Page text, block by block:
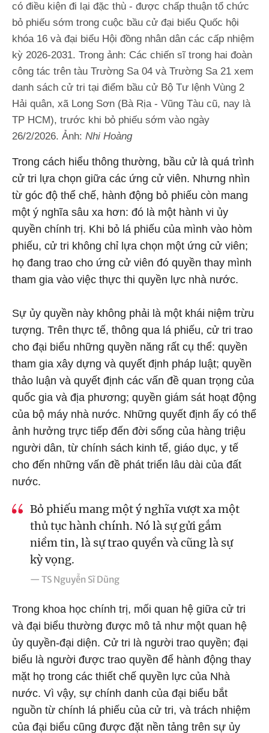
có điều kiện đi lại đặc thù - được chấp thuận tổ chức
bỏ phiếu sớm trong cuộc bầu cử đại biểu Quốc hội
khóa 16 và đại biểu Hội đồng nhân dân các cấp nhiệm
kỳ 2026-2031. Trong ảnh: Các chiến sĩ trong hai đoàn
công tác trên tàu Trường Sa 04 và Trường Sa 21 xem
danh sách cử tri tại điểm bầu cử Bộ Tư lệnh Vùng 2
Hải quân, xã Long Sơn (Bà Rịa - Vũng Tàu cũ, nay là
TP HCM), trước khi bỏ phiếu sớm vào ngày
26/2/2026. Ảnh: Nhi Hoàng
Trong cách hiểu thông thường, bầu cử là quá trình
cử tri lựa chọn giữa các ứng cử viên. Nhưng nhìn
từ góc độ thể chế, hành động bỏ phiếu còn mang
một ý nghĩa sâu xa hơn: đó là một hành vi ủy
quyền chính trị. Khi bỏ lá phiếu của mình vào hòm
phiếu, cử tri không chỉ lựa chọn một ứng cử viên;
họ đang trao cho ứng cử viên đó quyền thay mình
tham gia vào việc thực thi quyền lực nhà nước.
Sự ủy quyền này không phải là một khái niệm trừu
tượng. Trên thực tế, thông qua lá phiếu, cử tri trao
cho đại biểu những quyền năng rất cụ thể: quyền
tham gia xây dựng và quyết định pháp luật; quyền
thảo luận và quyết định các vấn đề quan trọng của
quốc gia và địa phương; quyền giám sát hoạt động
của bộ máy nhà nước. Những quyết định ấy có thể
ảnh hưởng trực tiếp đến đời sống của hàng triệu
người dân, từ chính sách kinh tế, giáo dục, y tế
cho đến những vấn đề phát triển lâu dài của đất
nước.
Bỏ phiếu mang một ý nghĩa vượt xa một
thủ tục hành chính. Nó là sự gửi gắm
niềm tin, là sự trao quyền và cũng là sự
kỳ vọng.
— TS Nguyễn Sĩ Dũng
Trong khoa học chính trị, mối quan hệ giữa cử tri
và đại biểu thường được mô tả như một quan hệ
ủy quyền-đại diện. Cử tri là người trao quyền; đại
biểu là người được trao quyền để hành động thay
mặt họ trong các thiết chế quyền lực của Nhà
nước. Vì vậy, sự chính danh của đại biểu bắt
nguồn từ chính lá phiếu của cử tri, và trách nhiệm
của đại biểu cũng được đặt nền tảng trên sự ủy